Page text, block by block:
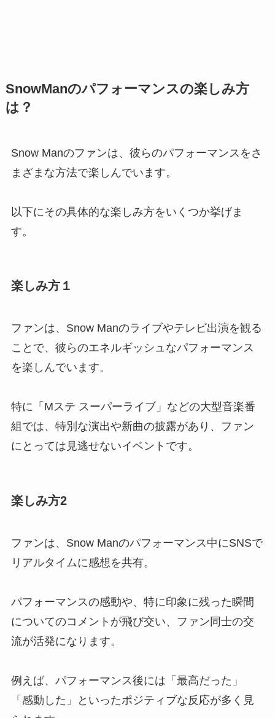
SnowManのパフォーマンスの楽しみ方
は？
Snow Manのファンは、彼らのパフォーマンスをさ
まざまな方法で楽しんでいます。
以下にその具体的な楽しみ方をいくつか挙げま
す。
楽しみ方１
ファンは、Snow Manのライブやテレビ出演を観る
ことで、彼らのエネルギッシュなパフォーマンス
を楽しんでいます。
特に「Mステ スーパーライブ」などの大型音楽番
組では、特別な演出や新曲の披露があり、ファン
にとっては見逃せないイベントです。
楽しみ方2
ファンは、Snow Manのパフォーマンス中にSNSで
リアルタイムに感想を共有。
パフォーマンスの感動や、特に印象に残った瞬間
についてのコメントが飛び交い、ファン同士の交
流が活発になります。
例えば、パフォーマンス後には「最高だった」
「感動した」といったポジティブな反応が多く見